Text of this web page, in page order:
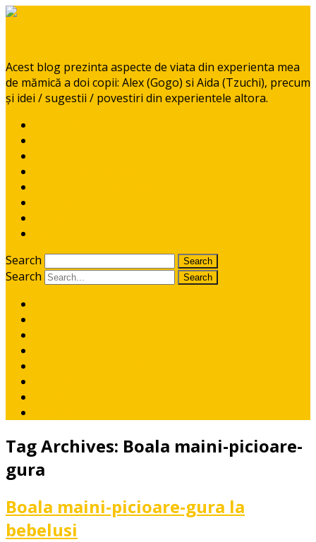
Acest blog prezinta aspecte de viata din experienta mea
de mămică a doi copii: Alex (Gogo) si Aida (Tzuchi), precum
și idei / sugestii / povestiri din experientele altora.
Search
Search
Tag Archives: Boala maini-picioare-
gura
Boala maini-picioare-gura la
bebelusi